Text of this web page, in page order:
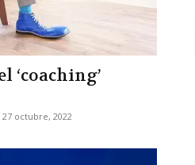
‘coaching’
27 octubre, 2022